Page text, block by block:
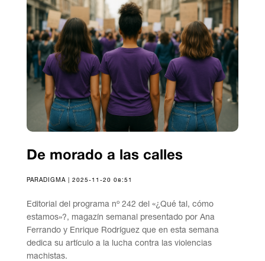
De morado a las calles
PARADIGMA | 2025-11-20 08:51
Editorial del programa nº 242 del «¿Qué tal, cómo
estamos»?, magazín semanal presentado por Ana
Ferrando y Enrique Rodríguez que en esta semana
dedica su artículo a la lucha contra las violencias
machistas.